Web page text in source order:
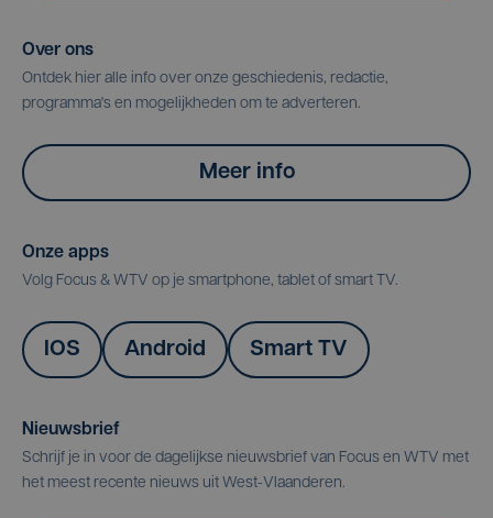
Over ons
Ontdek hier alle info over onze geschiedenis, redactie,
programma's en mogelijkheden om te adverteren.
Meer info
Onze apps
Volg Focus & WTV op je smartphone, tablet of smart TV.
IOS Android Smart TV
Nieuwsbrief
Schrijf je in voor de dagelijkse nieuwsbrief van Focus en WTV met
het meest recente nieuws uit West-Vlaanderen.